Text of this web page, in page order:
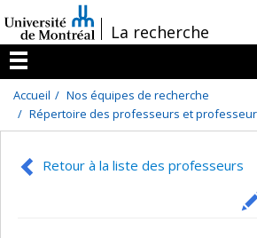
au
contenu
/La recherche
Menu
Accueil
Nos équipes de recherche
Répertoire des professeurs et
Retour à la liste des professeurs